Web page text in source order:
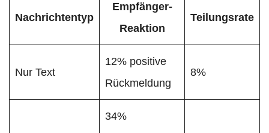
Nachrichtentyp
Empfänger-
Reaktion
Teilungsrate
Nur Text
12% positive
Rückmeldung
8%
34%